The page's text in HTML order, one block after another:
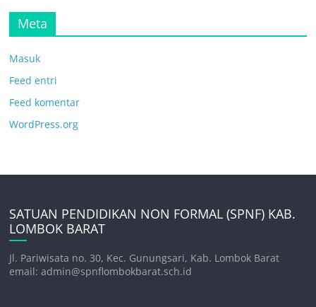
Meta
Masuk
Feed entri
Feed komentar
WordPress.org
SATUAN PENDIDIKAN NON FORMAL (SPNF) KAB.
LOMBOK BARAT
Jl. Pariwisata no. 30, Kec. Gunungsari, Kab. Lombok Barat
email: admin@spnflombokbarat.sch.id